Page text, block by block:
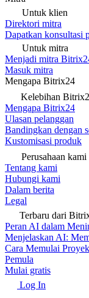
Untuk klien
Direktori mitra
Dapatkan konsultasi
Untuk mitra
Menjadi mitra
Masuk mitra
Mengapa Bitrix24
Kelebihan
Mengapa Bitrix24
Ulasan pelanggan
Bandingkan dengan
Kustomisasi produk
Perusahaan kami
Tentang kami
Hubungi kami
Dalam berita
Legal
Terbaru dari
Peran AI dalam
Menjelaskan AI:
Cara Memulai
Pemula
Mulai gratis
Log In